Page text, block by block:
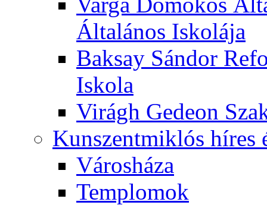
Általános Iskolája
Baksay Sándor
Iskola
Virágh Gedeon
Kunszentmiklós híres
Városháza
Templomok